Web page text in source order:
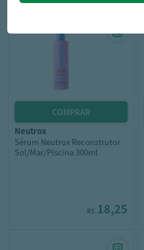
neutrox
Sérum Neutrox Reconstrutor
Sol/Mar/Piscina 300ml
R$ 18,25